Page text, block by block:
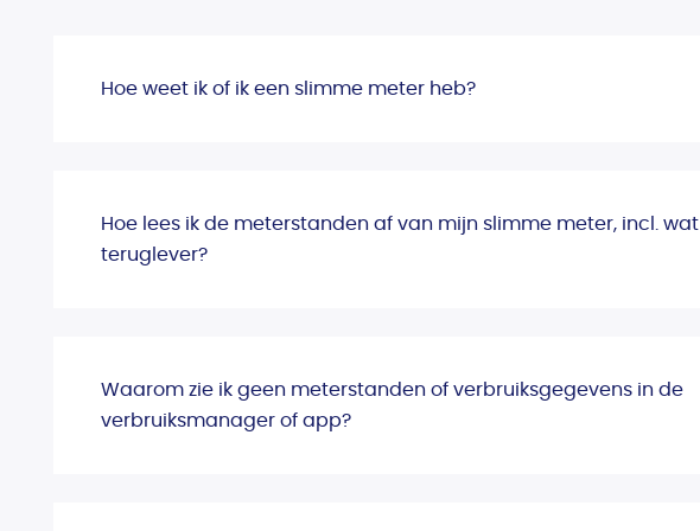
Hoe weet ik of ik een slimme meter heb?
Hoe lees ik de meterstanden af van mijn slimme meter, incl. wat
teruglever?
Waarom zie ik geen meterstanden of verbruiksgegevens in de
verbruiksmanager of app?